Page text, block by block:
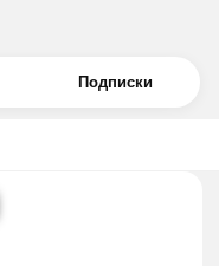
Подписки